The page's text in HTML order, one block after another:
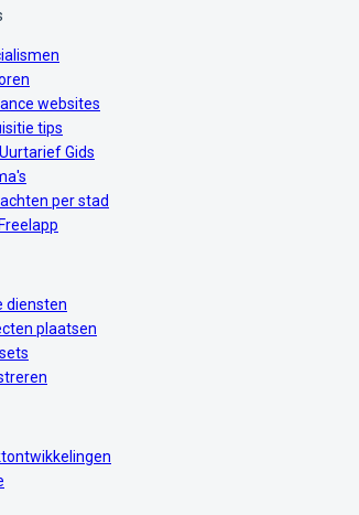
websites
tips
Gids
per stad
diensten
plaatsen